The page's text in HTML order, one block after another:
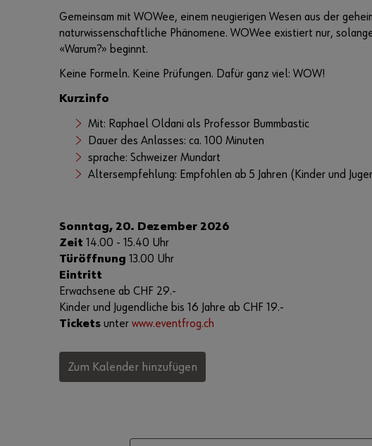
Gemeinsam mit WOWee, einem neugierigen Wesen aus der
naturwissenschaftliche Phänomene. WOWee existiert nur,
«Warum?» beginnt.
Keine Formeln. Keine Prüfungen. Dafür ganz viel: WOW!
Kurzinfo
Mit: Raphael Oldani als Professor Bummbastic
Dauer des Anlasses: ca. 100 Minuten
sprache: Schweizer Mundart
Altersempfehlung: Empfohlen ab 5 Jahren (Kinder und
Sonntag, 20. Dezember 2026
Zeit 14.00 - 15.40 Uhr
Türöffnung 13.00 Uhr
Eintritt
Erwachsene ab CHF 29.-
Kinder und Jugendliche bis 16 Jahre ab CHF 19.-
Tickets unter www.eventfrog.ch
Zum Kalender hinzufügen